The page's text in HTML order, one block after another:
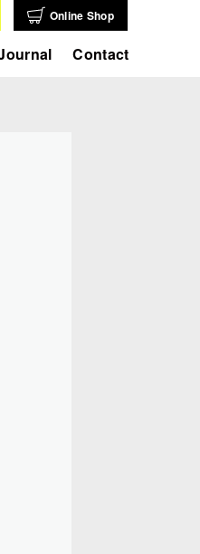
Contact
Online Shop